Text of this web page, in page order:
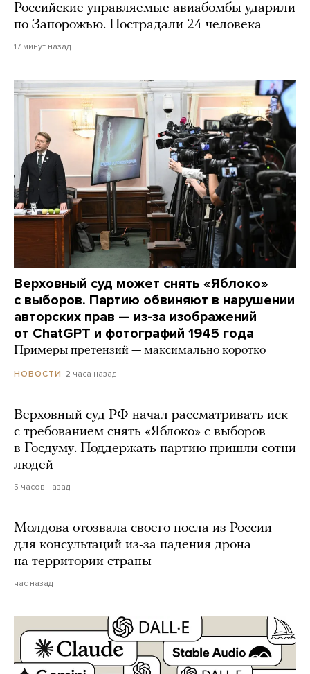
Российские управляемые авиабомбы ударили
по Запорожью. Пострадали 24 человека
17 минут назад
Верховный суд может снять «Яблоко»
с выборов. Партию обвиняют в нарушении
авторских прав — из-за изображений
от ChatGPT и фотографий 1945 года
Примеры претензий — максимально коротко
НОВОСТИ 2 часа назад
Верховный суд РФ начал рассматривать иск
с требованием снять «Яблоко» с выборов
в Госдуму. Поддержать партию пришли сотни
людей
5 часов назад
Молдова отозвала своего посла из России
для консультаций из-за падения дрона
на территории страны
час назад